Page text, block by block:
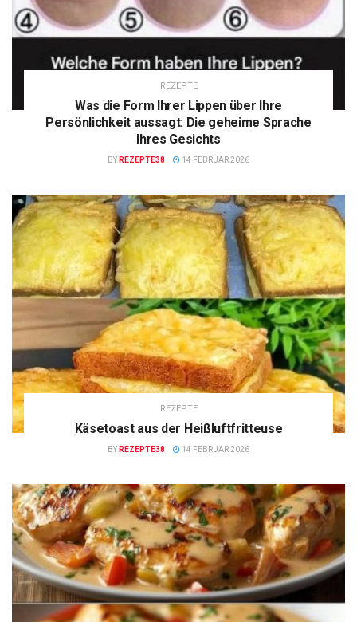
REZEPTE
Was die Form Ihrer Lippen über Ihre
Persönlichkeit aussagt: Die geheime Sprache
Ihres Gesichts
BY REZEPTE38 14 FEBRUAR 2026
REZEPTE
Käsetoast aus der Heißluftfritteuse
BY REZEPTE38 14 FEBRUAR 2026